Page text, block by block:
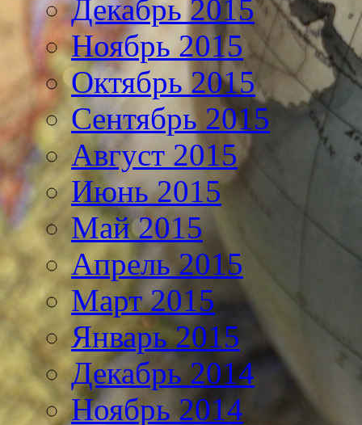
Декабрь 2015
Ноябрь 2015
Октябрь 2015
Сентябрь 2015
Август 2015
Июнь 2015
Май 2015
Апрель 2015
Март 2015
Январь 2015
Декабрь 2014
Ноябрь 2014